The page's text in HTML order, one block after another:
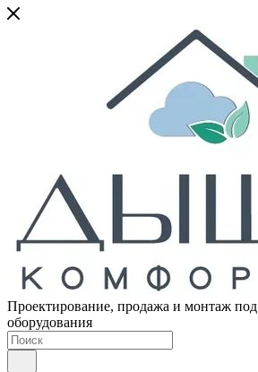
Проектирование, продажа и монтаж
оборудования